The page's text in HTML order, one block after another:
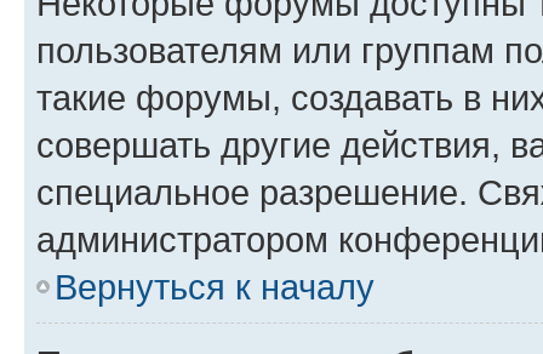
пользователям или группам
такие форумы, создавать в
совершать другие действия,
специальное разрешение.
администратором
Вернуться к началу